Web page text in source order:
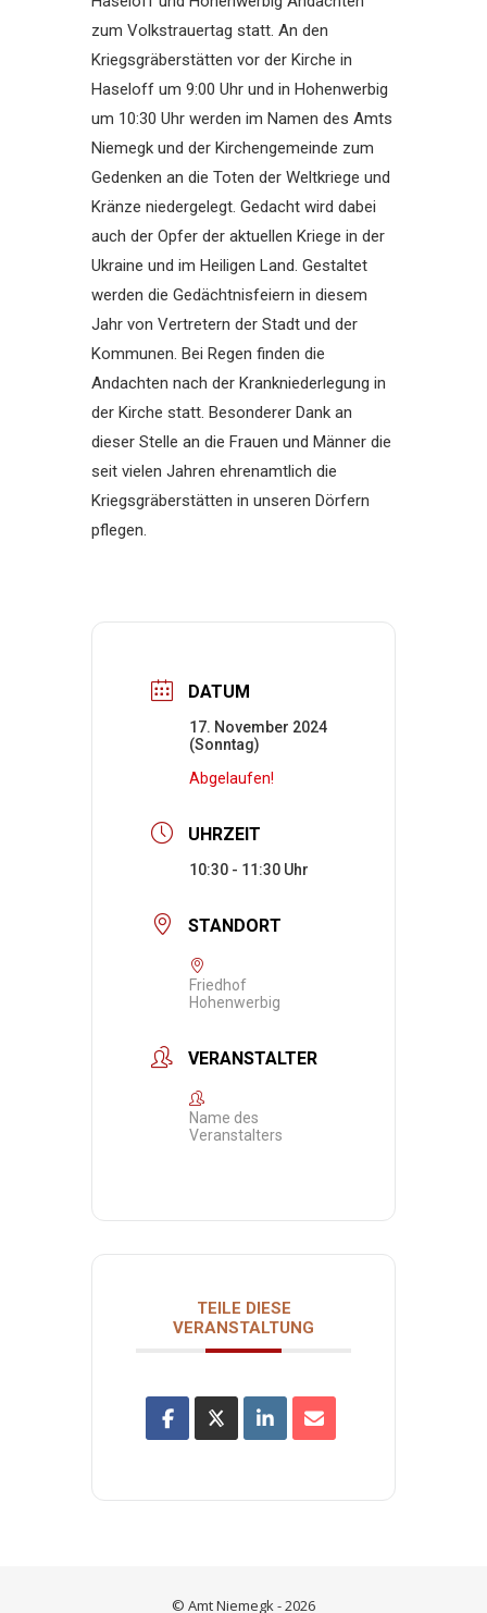
zum Volkstrauertag statt. An den
Kriegsgräberstätten vor der Kirche in
Haseloff um 9:00 Uhr und in Hohenwerbig
um 10:30 Uhr werden im Namen des Amts
Niemegk und der Kirchengemeinde zum
Gedenken an die Toten der Weltkriege und
Kränze niedergelegt. Gedacht wird dabei
auch der Opfer der aktuellen Kriege in der
Ukraine und im Heiligen Land. Gestaltet
werden die Gedächtnisfeiern in diesem
Jahr von Vertretern der Stadt und der
Kommunen. Bei Regen finden die
Andachten nach der Krankniederlegung in
der Kirche statt. Besonderer Dank an
dieser Stelle an die Frauen und Männer die
seit vielen Jahren ehrenamtlich die
Kriegsgräberstätten in unseren Dörfern
pflegen.
DATUM
17. November 2024
(Sonntag)
Abgelaufen!
UHRZEIT
10:30 - 11:30
STANDORT
Friedhof
Hohenwerbig
VERANSTALTER
Name des
Veranstalters
TEILE DIESE
VERANSTALTUNG
© Amt Niemegk - 2026